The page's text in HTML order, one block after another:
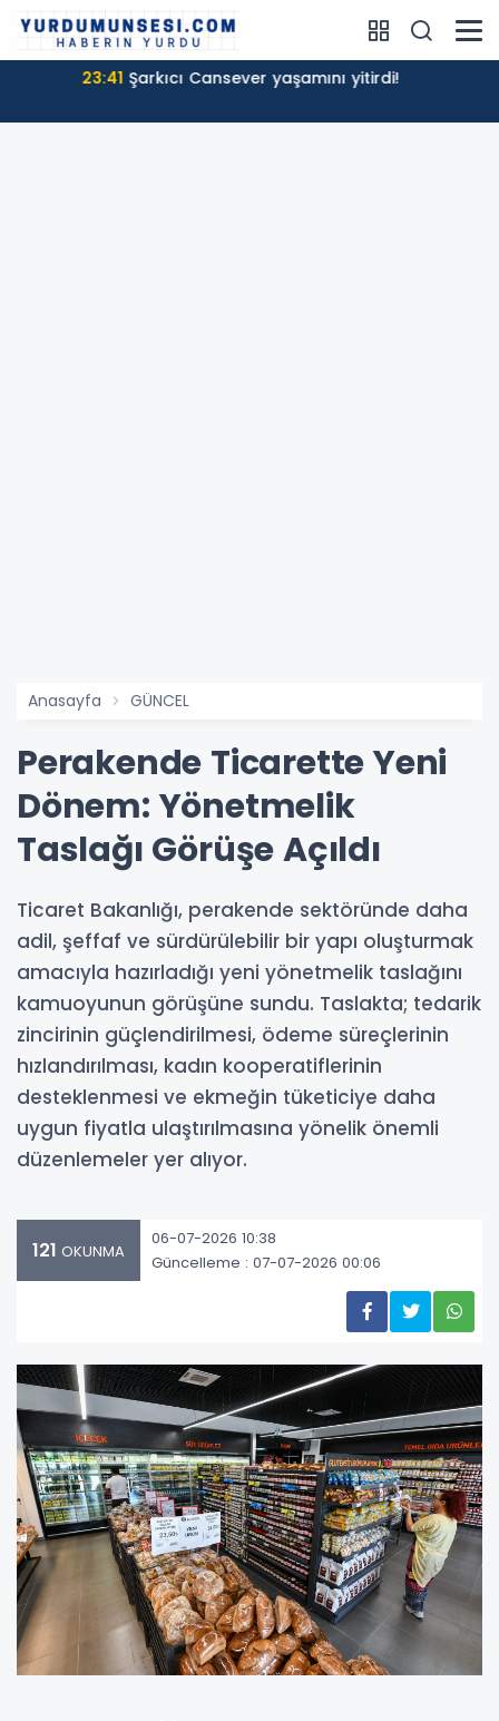
23:16 Galatasaray, Villarreal'e diş geçiremedi!
Anasayfa GÜNCEL
Perakende Ticarette Yeni
Dönem: Yönetmelik
Taslağı Görüşe Açıldı
Ticaret Bakanlığı, perakende sektöründe daha
adil, şeffaf ve sürdürülebilir bir yapı oluşturmak
amacıyla hazırladığı yeni yönetmelik taslağını
kamuoyunun görüşüne sundu. Taslakta; tedarik
zincirinin güçlendirilmesi, ödeme süreçlerinin
hızlandırılması, kadın kooperatiflerinin
desteklenmesi ve ekmeğin tüketiciye daha
uygun fiyatla ulaştırılmasına yönelik önemli
düzenlemeler yer alıyor.
121 OKUNMA
06-07-2026 10:38
Güncelleme : 07-07-2026 00:06